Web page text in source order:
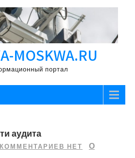
MOSKWA.RU
портал
аудита
КОММЕНТАРИЕВ НЕТ
О